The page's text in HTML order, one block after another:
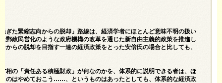
ぎた緊縮志向からの脱却」路線は、経済学者にほとんど意味不明の扱い
郵政民営化のような政府機構の改革を通じた新自由主義的政策を推進し
らの脱却を目指す一連の経済政策をとった安倍氏の場合と比しても、
相の「責任ある積極財政」が何なのかを、体系的に説明できる者は、ほ
のはやめておこう……、というものはあったとしても、体系的な経済政